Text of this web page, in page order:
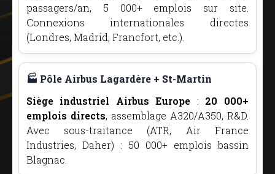
passagers/an, 5 000+ emplois sur site.
Connexions internationales directes
(Londres, Madrid, Francfort, etc.).
🏭 Pôle Airbus Lagardère + St-Martin
Siège industriel Airbus Europe : 20 000+
emplois directs, assemblage A320/A350, R&D.
Avec sous-traitance (ATR, Air France
Industries, Daher) : 50 000+ emplois bassin
Blagnac.